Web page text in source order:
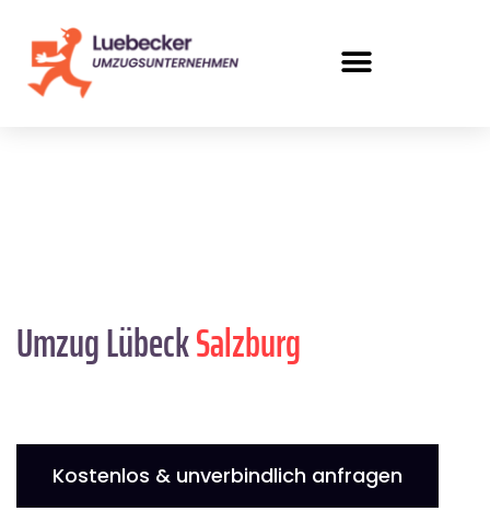
Umzug LübeckSalzburg
Kostenlos & unverbindlich anfragen